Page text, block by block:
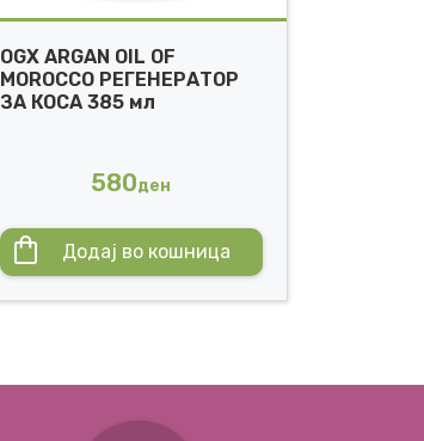
OGX ARGAN OIL OF
MOROCCO РЕГЕНЕРАТОР
ЗА КОСА 385 мл
580ден
Додај во кошница